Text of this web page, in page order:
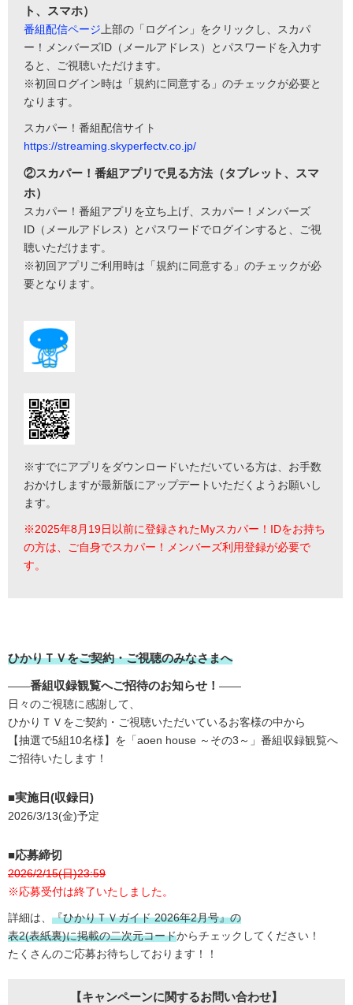
ト、スマホ）
番組配信ページ上部の「ログイン」をクリックし、スカパ
ー！メンバーズID（メールアドレス）とパスワードを入力す
ると、ご視聴いただけます。
※初回ログイン時は「規約に同意する」のチェックが必要と
なります。
スカパー！番組配信サイト
https://streaming.skyperfectv.co.jp/
②スカパー！番組アプリで見る方法（タブレット、スマ
ホ）
スカパー！番組アプリを立ち上げ、スカパー！メンバーズ
ID（メールアドレス）とパスワードでログインすると、ご視
聴いただけます。
※初回アプリご利用時は「規約に同意する」のチェックが必
要となります。
※すでにアプリをダウンロードいただいている方は、お手数
おかけしますが最新版にアップデートいただくようお願いし
ます。
※2025年8月19日以前に登録されたMyスカパー！IDをお持ち
の方は、ご自身でスカパー！メンバーズ利用登録が必要で
す。
ひかりＴＶをご契約・ご視聴のみなさまへ
――番組収録観覧へご招待のお知らせ！ ――
日々のご視聴に感謝して、
ひかりＴＶをご契約・ご視聴いただいているお客様の中から
【抽選で5組10名様】を「aoen house ～その3～」番組収録観覧へ
ご招待いたします！
■実施日(収録日)
2026/3/13(金)予定
■応募締切
2026/2/15(日)23:59
※応募受付は終了いたしました。
詳細は、 『ひかりＴＶガイド 2026年2月号』の
表2(表紙裏)に掲載の二次元コードからチェックしてください！
たくさんのご応募お待ちしております！！
【キャンペーンに関するお問い合わせ】